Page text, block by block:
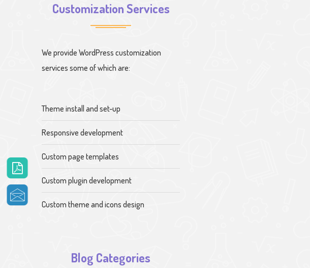
Customization Services
We provide WordPress customization
services some of which are:
Theme install and set-up
Responsive development
Custom page templates
Custom plugin development
Custom theme and icons design
Blog Categories